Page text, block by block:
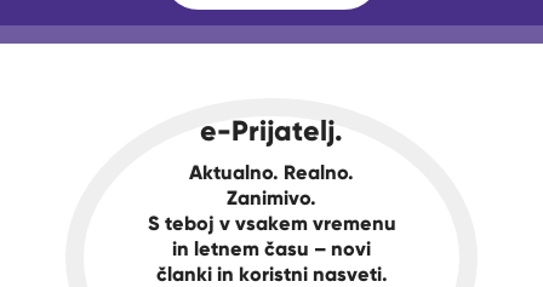
e-Prijatelj.
Aktualno. Realno.
Zanimivo.
S teboj v vsakem vremenu
in letnem času – novi
članki in koristni nasveti.